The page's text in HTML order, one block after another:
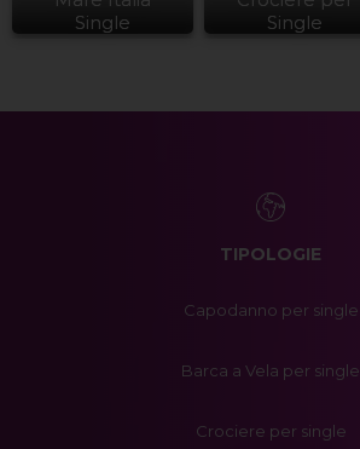
Single
Single
TIPOLOGIE
Capodanno per single
Barca a Vela per single
Crociere per single